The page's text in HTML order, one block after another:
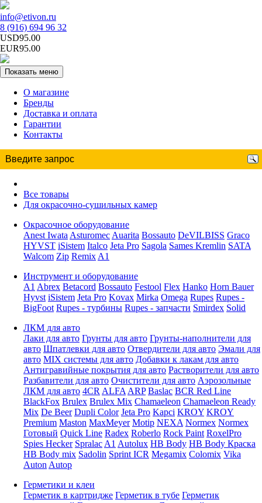
info@etivon.ru
8 (916) 694 96 32
USD95.00
EUR95.00
Показать меню
О магазине
Бренды
Доставка и оплата
Гарантии
Контакты
Все товары
Для окрасочно-сушильных камер
Окрасочное оборудование
Anest Iwata Asturomec Auarita Bossauto DeVILBISS Graco
HYVST iSistem Italco Jeta Pro Sagola Sames Kremlin SATA
Walcom Zip Remix A1
Инструмент и оборудование
A1 Abrex Betacord Bossauto Festool Flex Hanko Horn Bauer
Hyvst iSistem Jeta Pro Kovax Mirka Omega Rupes Rupes -
BigFoot Rupes - турбины Rupes - запчасти Smirdex Solid
ЛКМ для авто
Лаки для авто Грунты для авто Грунты-наполнители для
авто Шпатлевки для авто Отвердители для авто Эмали для
авто MIX системы для авто Добавки к лакам для авто
Антигравийные покрытия для авто Растворители для авто
Разбавители для авто Очистители для авто Аэрозольные
ЛКМ для авто 4CR ALFA ARP Baslac BCR Red Line
BlackFox Brulex Brulex Mix Chamaeleon Chamaeleon Ready
Mix De Beer Dupli Color Jeta Pro Kapci KROY KROY
Premium Maston MaxMeyer Motip NEXA Normex Normex
Готовый Quick Line Radex Roberlo Rock Paint RoxelPro
Spies Hecker Spralac A1 Autolux HB Body HB Body Краска
HB Body mix Sadolin Sprint ICR Megamix Colomix Vika
Auton Autop
Герметики и клеи
Герметик в картридже Герметик в тубе Герметик